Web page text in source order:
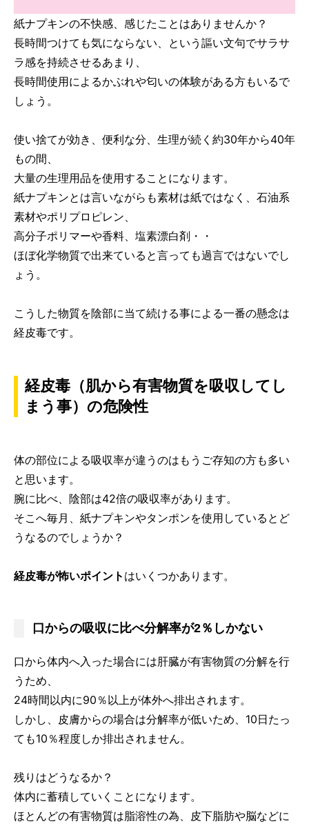
紙ナプキンの不快感、感じたことはありませんか？
長時間つけても気にならない、という謳い文句でサラサ
ラ感を持続させるあまり、
長時間使用によるかぶれや匂いの体験がある方もいるで
しょう。
使い捨てが効き、便利な分、生理が続く約30年から40年
もの間、
大量の生理用品を使用することになります。
紙ナプキンとは言いながらも素材は紙ではなく、石油系
素材やポリプロピレン、
高分子ポリマーや香料、塩素漂白剤・・
ほぼ化学物質で出来ていると言っても過言ではないでし
ょう。
こうした物質を陰部に当て続ける事による一番の懸念は
経皮毒です。
経皮毒（肌から有害物質を吸収してし
まう事）の危険性
体の部位による吸収率が違うのはもうご存知の方も多い
と思います。
腕に比べ、陰部は42倍の吸収率があります。
そこへ毎月、紙ナプキンやタンポンを使用しているとど
うなるのでしょうか？
経皮毒が怖いポイント はいくつかあります。
口からの吸収に比べ分解率が2％しかない
口から体内へ入った場合には肝臓が有害物質の分解を行
うため、
24時間以内に90％以上が体外へ排出されます。
しかし、皮膚からの場合は分解率が低いため、10日たっ
ても10％程度しか排出されません。
残りはどうなるか？
体内に蓄積していくことになります。
ほとんどの有害物質は脂溶性の為、皮下脂肪や脳などに